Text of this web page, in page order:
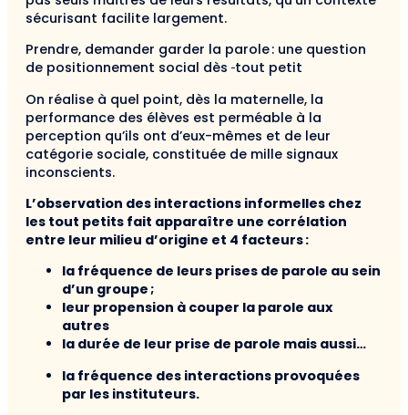
sécurisant facilite largement.
Prendre, demander garder la parole : une question
de positionnement social dès tout petit
On réalise à quel point, dès la maternelle, la
performance des élèves est perméable à la
perception qu’ils ont d’eux-mêmes et de leur
catégorie sociale, constituée de mille signaux
inconscients.
L’observation des interactions informelles chez
les tout petits fait apparaître une corrélation
entre leur milieu d’origine et 4 facteurs :
la fréquence de leurs prises de parole au sein
d’un groupe;
leur propension à couper la parole aux
autres
la durée de leur prise de parole mais aussi…
la fréquence des interactions provoquées
par les instituteurs.